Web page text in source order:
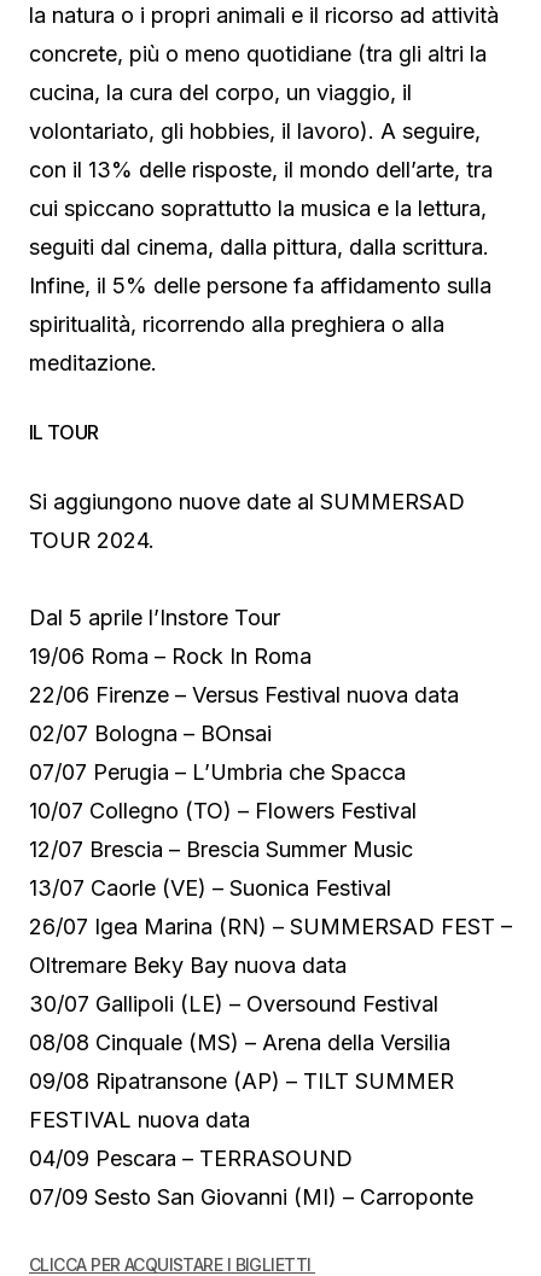
la natura o i propri animali e il ricorso ad attività
concrete, più o meno quotidiane (tra gli altri la
cucina, la cura del corpo, un viaggio, il
volontariato, gli hobbies, il lavoro). A seguire,
con il 13% delle risposte, il mondo dell’arte, tra
cui spiccano soprattutto la musica e la lettura,
seguiti dal cinema, dalla pittura, dalla scrittura.
Infine, il 5% delle persone fa affidamento sulla
spiritualità, ricorrendo alla preghiera o alla
meditazione.
IL TOUR
Si aggiungono nuove date al SUMMERSAD
TOUR 2024.
Dal 5 aprile l’Instore Tour
19/06 Roma – Rock In Roma
22/06 Firenze – Versus Festival nuova data
02/07 Bologna – BOnsai
07/07 Perugia – L’Umbria che Spacca
10/07 Collegno (TO) – Flowers Festival
12/07 Brescia – Brescia Summer Music
13/07 Caorle (VE) – Suonica Festival
26/07 Igea Marina (RN) – SUMMERSAD FEST –
Oltremare Beky Bay nuova data
30/07 Gallipoli (LE) – Oversound Festival
08/08 Cinquale (MS) – Arena della Versilia
09/08 Ripatransone (AP) – TILT SUMMER
FESTIVAL nuova data
04/09 Pescara – TERRASOUND
07/09 Sesto San Giovanni (MI) – Carroponte
CLICCA PER ACQUISTARE I BIGLIETTI